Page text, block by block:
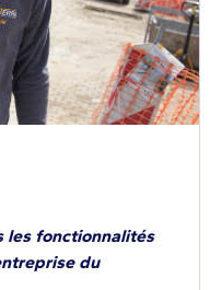
les fonctionnalités
du